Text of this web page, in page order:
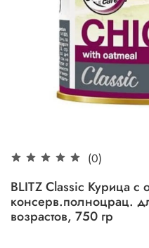
(0)
BLITZ Classic Курица с
консерв.полноцрац.
возрастов, 750 гр